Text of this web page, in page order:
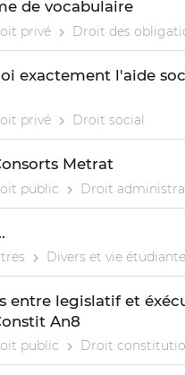
de vocabulaire
privé Droit des
exactement l'aide
privé Droit social
Metrat
public Droit
Divers et vie étudiante
entre legislatif et
An8
public Droit